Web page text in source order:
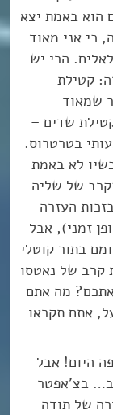
הוא באמת יצא
כי אני מאוד
הרי יש
קטילת
שמאוד
שדים –
בטרטרוס.
לא באמת
של שליה
העזרה
זמני), אבל
בתור קוטלי
קרב של נאטסו
מה אתם
אתם תקראו
היום! אבל
בצ’אפטר
של תודה